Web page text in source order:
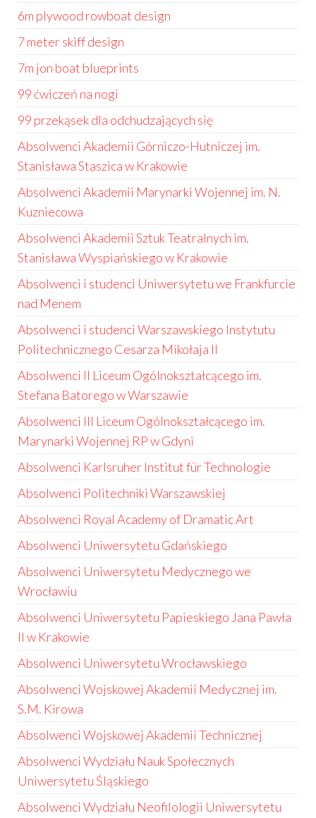
6m plywood rowboat design
7 meter skiff design
7m jon boat blueprints
99 ćwiczeń na nogi
99 przekąsek dla odchudzających się
Absolwenci Akademii Górniczo-Hutniczej im.
Stanisława Staszica w Krakowie
Absolwenci Akademii Marynarki Wojennej im. N.
Kuzniecowa
Absolwenci Akademii Sztuk Teatralnych im.
Stanisława Wyspiańskiego w Krakowie
Absolwenci i studenci Uniwersytetu we Frankfurcie
nad Menem
Absolwenci i studenci Warszawskiego Instytutu
Politechnicznego Cesarza Mikołaja II
Absolwenci II Liceum Ogólnokształcącego im.
Stefana Batorego w Warszawie
Absolwenci III Liceum Ogólnokształcącego im.
Marynarki Wojennej RP w Gdyni
Absolwenci Karlsruher Institut für Technologie
Absolwenci Politechniki Warszawskiej
Absolwenci Royal Academy of Dramatic Art
Absolwenci Uniwersytetu Gdańskiego
Absolwenci Uniwersytetu Medycznego we
Wrocławiu
Absolwenci Uniwersytetu Papieskiego Jana Pawła
II w Krakowie
Absolwenci Uniwersytetu Wrocławskiego
Absolwenci Wojskowej Akademii Medycznej im.
S.M. Kirowa
Absolwenci Wojskowej Akademii Technicznej
Absolwenci Wydziału Nauk Społecznych
Uniwersytetu Śląskiego
Absolwenci Wydziału Neofilologii Uniwersytetu